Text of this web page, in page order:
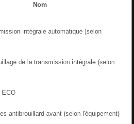
Nom
intégrale automatique (selon
de la transmission intégrale (selon
ECO
antibrouillard avant (selon l'équipement)